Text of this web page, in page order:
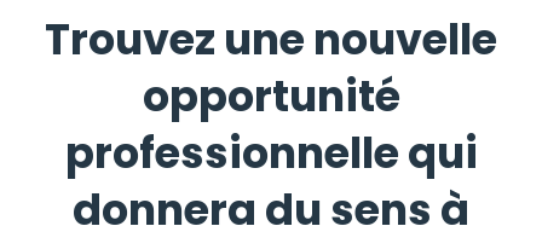
Trouvez une nouvelle
opportunité
professionnellequi
donnera du sens à